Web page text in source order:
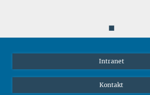
◼
Intranet
Kontakt